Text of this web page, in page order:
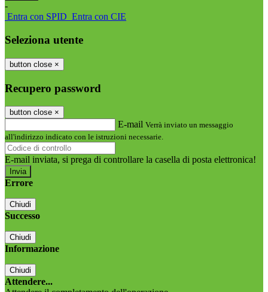
-
Entra con SPID Entra con CIE
Seleziona utente
button close ×
Recupero password
button close ×
E-mail Verrà inviato un messaggio
all'indirizzo indicato con le istruzioni necessarie.
E-mail inviata, si prega di controllare la casella di posta elettronica!
Errore
Chiudi
Successo
Chiudi
Informazione
Chiudi
Attendere...